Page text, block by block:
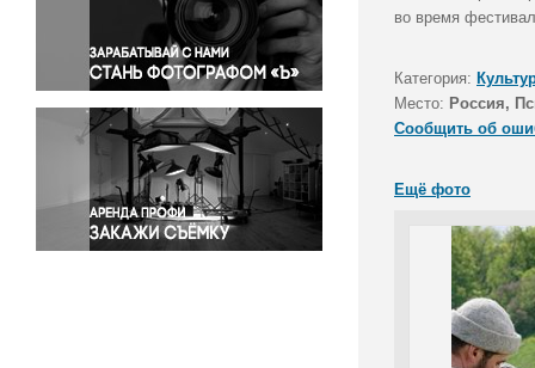
Правосудие
Происшествия и конфликты
Религия
Светская жизнь
Спорт
Экология
Экономика и бизнес
во время
Категория:
Место: Россия,
Сообщить об
Ещё фото